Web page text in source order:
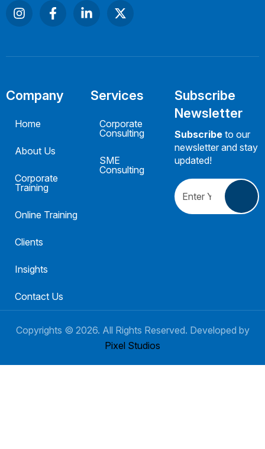
Company
Home
About Us
Corporate
Training
Online Training
Clients
Insights
Contact Us
Services
Corporate
Consulting
SME
Consulting
Subscribe
Newsletter
Subscribe to our
newsletter and stay
updated!
Copyrights © 2026. All Rights Reserved. Developed by
Pixel Studios